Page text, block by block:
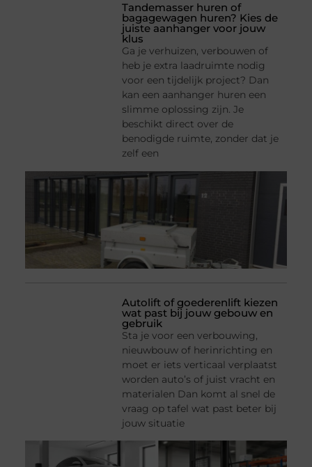
Tandemasser huren of
bagagewagen huren? Kies de
juiste aanhanger voor jouw
klus
Ga je verhuizen, verbouwen of
heb je extra laadruimte nodig
voor een tijdelijk project? Dan
kan een aanhanger huren een
slimme oplossing zijn. Je
beschikt direct over de
benodigde ruimte, zonder dat je
zelf een
Autolift of goederenlift kiezen
wat past bij jouw gebouw en
gebruik
Sta je voor een verbouwing,
nieuwbouw of herinrichting en
moet er iets verticaal verplaatst
worden auto’s of juist vracht en
materialen Dan komt al snel de
vraag op tafel wat past beter bij
jouw situatie